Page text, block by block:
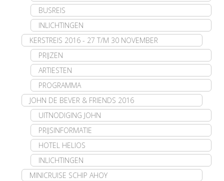
BUSREIS
INLICHTINGEN
KERSTREIS 2016 - 27 T/M 30 NOVEMBER
PRIJZEN
ARTIESTEN
PROGRAMMA
JOHN DE BEVER & FRIENDS 2016
UITNODIGING JOHN
PRIJSINFORMATIE
HOTEL HELIOS
INLICHTINGEN
MINICRUISE SCHIP AHOY